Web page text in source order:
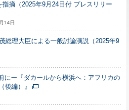
摘（2025年9月24日付 プレスリリー
14日
総理大臣による一般討論演説（2025年9
にー『ダカールから横浜へ：アフリカの
後編）』